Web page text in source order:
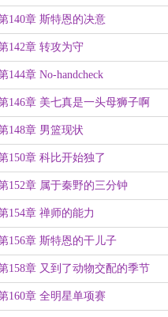
140章 斯特恩的决意
142章 转攻为守
144章 No-handcheck
146章 美七真是一头母狮子啊
148章 男篮现状
150章 科比开始独了
152章 属于秦野的三分钟
154章 禅师的能力
156章 斯特恩的干儿子
158章 又到了动物交配的季节
160章 全明星单项赛